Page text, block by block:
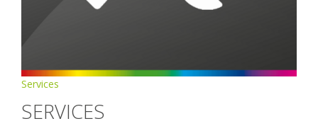
Services
SERVICES